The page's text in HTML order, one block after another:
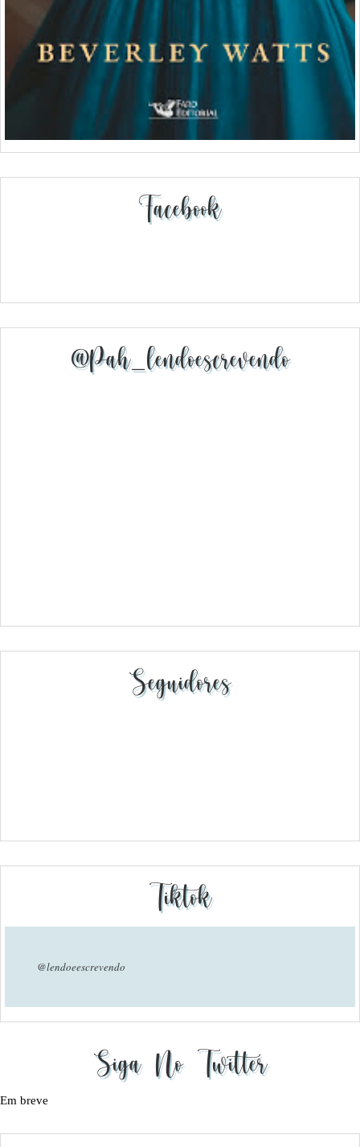
Facebook
@pah_lendoescrevendo
Seguidores
Tiktok
@lendoeescrevendo
Siga No Twitter
Em breve